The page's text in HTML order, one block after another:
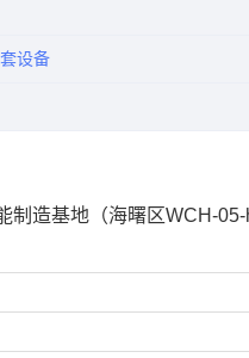
设备
制造基地（海曙区WCH-